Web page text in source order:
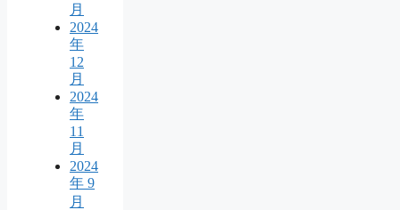
月
2024
年
12
月
2024
年
11
月
2024
年 9
月